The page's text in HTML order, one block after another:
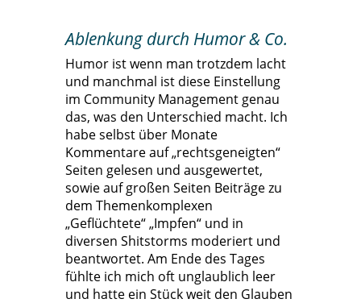
Ablenkung durch Humor & Co.
Humor ist wenn man trotzdem lacht
und manchmal ist diese Einstellung
im Community Management genau
das, was den Unterschied macht. Ich
habe selbst über Monate
Kommentare auf „rechtsgeneigten“
Seiten gelesen und ausgewertet,
sowie auf großen Seiten Beiträge zu
dem Themenkomplexen
„Geflüchtete“ „Impfen“ und in
diversen Shitstorms moderiert und
beantwortet. Am Ende des Tages
fühlte ich mich oft unglaublich leer
und hatte ein Stück weit den Glauben